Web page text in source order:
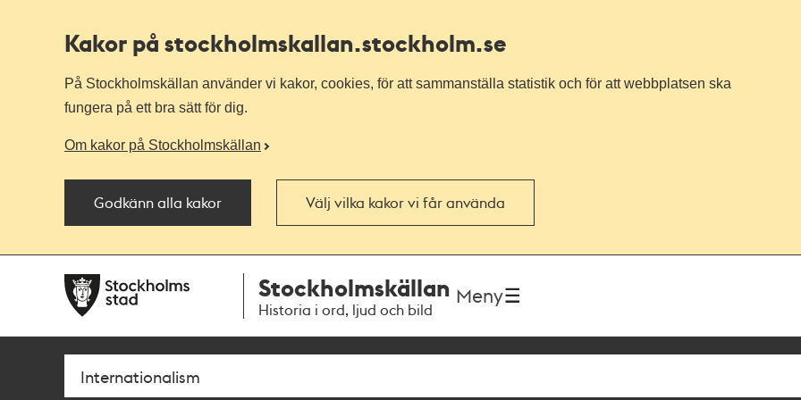
Kakor på stockholmskallan.stockholm.se
På Stockholmskällan använder vi kakor, cookies, för att sammanställa statistik och för att webbplatsen ska
fungera på ett bra sätt för dig.
Om kakor på Stockholmskällan
Godkänn alla kakor Välj vilka kakor vi får använda
navigationen
huvudinnehållet
Stockholmskällan
Historia i ord, ljud och bild
Meny
Sök